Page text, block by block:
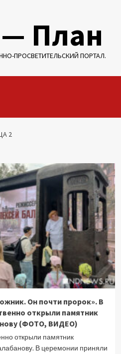
— План
ПРОСВЕТИТЕЛЬСКИЙ ПОРТАЛ.
2
Он почти пророк». В
открыли памятник
(ФОТО, ВИДЕО)
открыли памятник
В церемонии приняли